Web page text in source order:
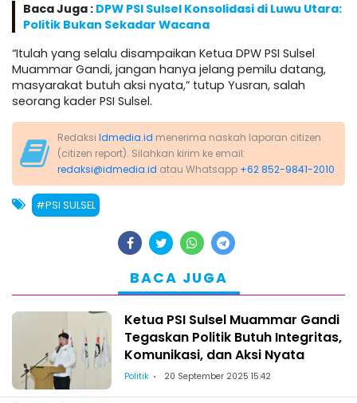
Baca Juga : DPW PSI Sulsel Konsolidasi di Luwu Utara:
Politik Bukan Sekadar Wacana
“Itulah yang selalu disampaikan Ketua DPW PSI Sulsel
Muammar Gandi, jangan hanya jelang pemilu datang,
masyarakat butuh aksi nyata,” tutup Yusran, salah
seorang kader PSI Sulsel.
Redaksi Idmedia.id menerima naskah laporan citizen
(citizen report). Silahkan kirim ke email:
redaksi@idmedia.id atau Whatsapp +62 852-9841-2010
#PSI SULSEL
BACA JUGA
Ketua PSI Sulsel Muammar Gandi
Tegaskan Politik Butuh Integritas,
Komunikasi, dan Aksi Nyata
Politik 20 September 2025 15:42